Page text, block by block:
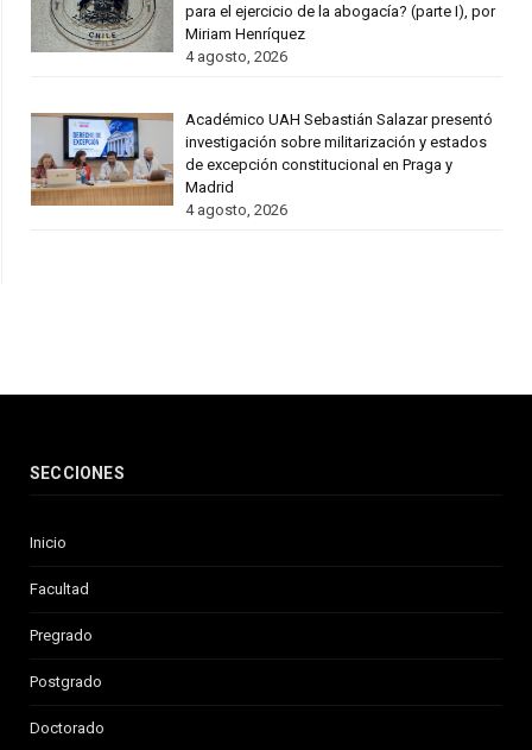
para el ejercicio de la abogacía? (parte I), por
Miriam Henríquez
4 agosto, 2026
Académico UAH Sebastián Salazar presentó
investigación sobre militarización y estados
de excepción constitucional en Praga y
Madrid
4 agosto, 2026
SECCIONES
Inicio
Facultad
Pregrado
Postgrado
Doctorado